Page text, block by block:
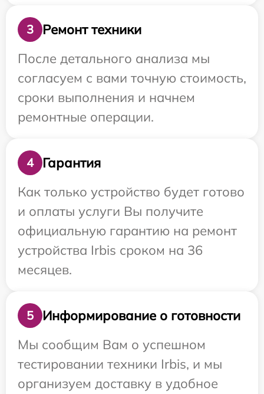
3
Ремонт техники
После детального анализа мы
согласуем с вами точную стоимость,
сроки выполнения и начнем
ремонтные операции.
4
Гарантия
Как только устройство будет готово
и оплаты услуги Вы получите
официальную гарантию на ремонт
устройства Irbis сроком на 36
месяцев.
5
Информирование о готовности
Мы сообщим Вам о успешном
тестировании техники Irbis, и мы
организуем доставку в удобное